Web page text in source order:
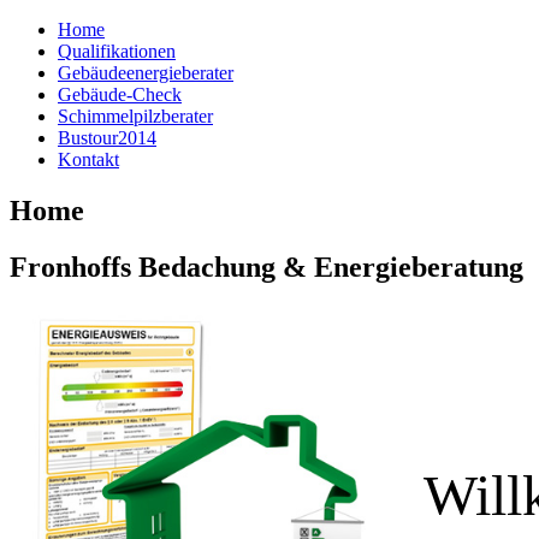
Home
Qualifikationen
Gebäudeenergieberater
Gebäude-Check
Schimmelpilzberater
Bustour2014
Kontakt
Home
Fronhoffs Bedachung & Energieberatung